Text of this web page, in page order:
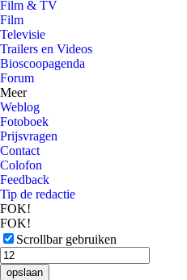
Film & TV
Film
Televisie
Trailers en Videos
Bioscoopagenda
Forum
Meer
Weblog
Fotoboek
Prijsvragen
Contact
Colofon
Feedback
Tip de redactie
FOK!
FOK!
Scrollbar gebruiken
opslaan